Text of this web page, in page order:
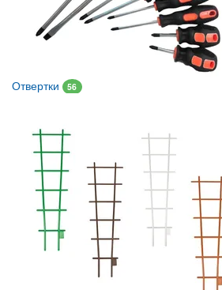
Отвертки 56